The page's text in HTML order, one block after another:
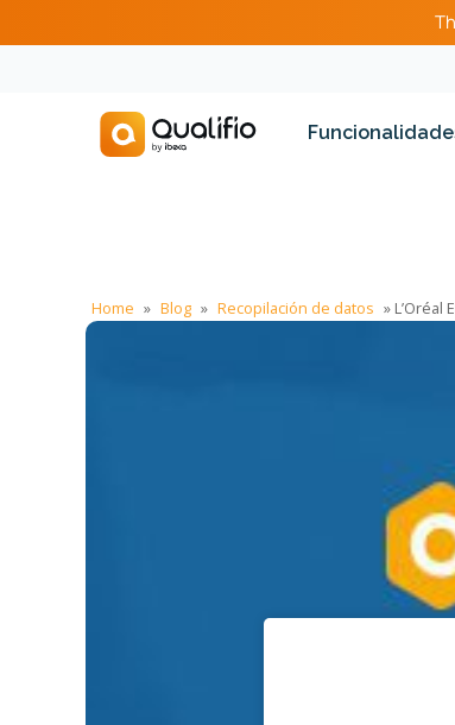
Home » Blog » Recopilación de datos »